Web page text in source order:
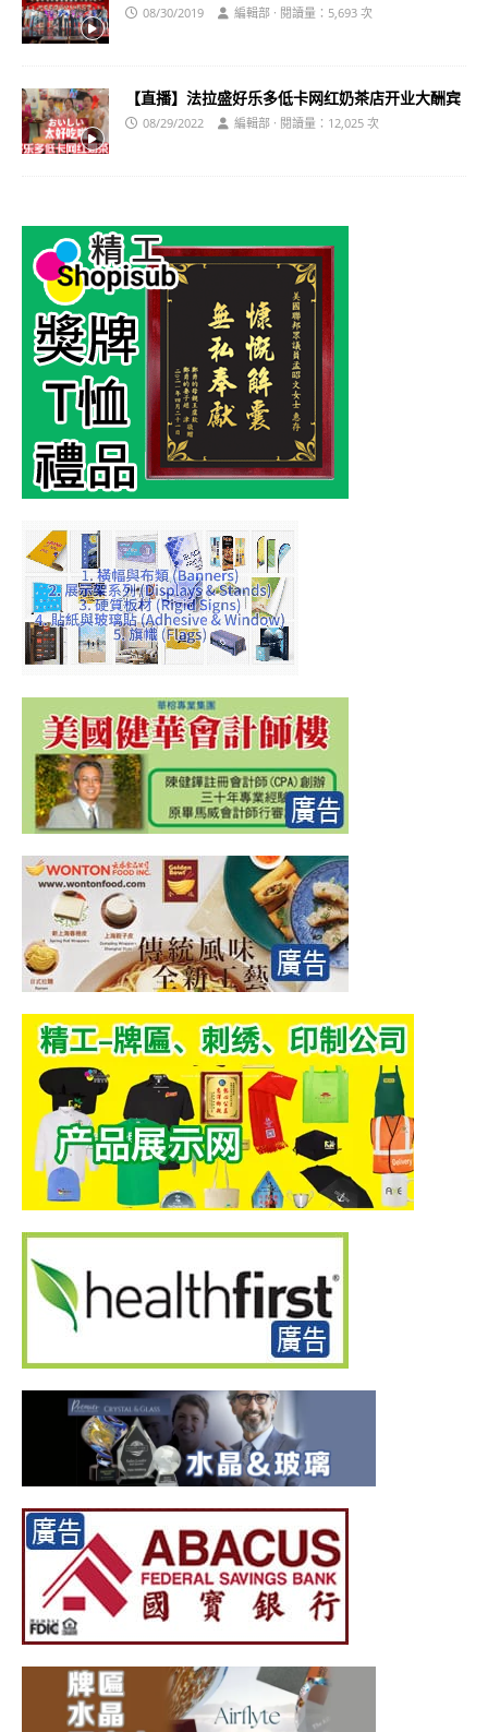
08/30/2019 編輯部 · 閱讀量：5,693 次
【直播】法拉盛好乐多低卡网红奶茶店开业大酬宾
08/29/2022 編輯部 · 閱讀量：12,025 次